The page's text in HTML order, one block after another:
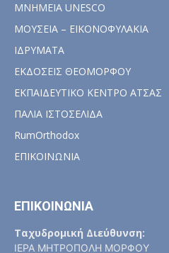
ΜΝΗΜΕΙΑ UNESCO
ΜΟΥΣΕΙΑ – ΕΙΚΟΝΟΦΥΛΑΚΙΑ
ΙΔΡΥΜΑΤΑ
ΕΚΔΟΣΕΙΣ ΘΕΟΜΟΡΦΟΥ
ΕΚΠΑΙΔΕΥΤΙΚΟ ΚΕΝΤΡΟ ΑΤΣΑΣ
ΠΑΛΙΑ ΙΣΤΟΣΕΛΙΔΑ
RumOrthodox
ΕΠΙΚΟΙΝΩΝΙΑ
ΕΠΙΚΟΙΝΩΝΙΑ
Ταχυδρομική Διεύθυνση:
ΙΕΡΑ ΜΗΤΡΟΠΟΛΗ ΜΟΡΦΟΥ